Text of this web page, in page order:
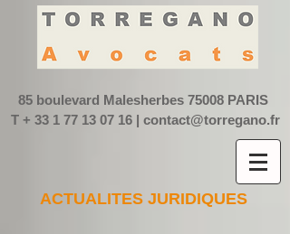
85 boulevard Malesherbes 75008 PARIS
T + 33 1 77 13 07 16| contact@torregano.fr
ACTUALITES JURIDIQUES